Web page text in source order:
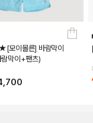
모이몰른] 바람막이
람막이+팬츠)